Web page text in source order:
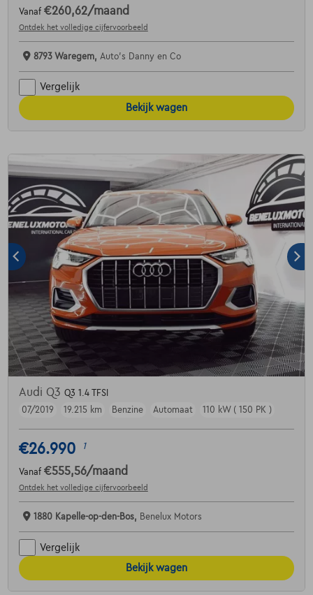
Vanaf €260,62/maand
Ontdek het volledige cijfervoorbeeld
8793 Waregem, Auto's Danny en Co
Vergelijk
Bekijk wagen
Audi Q3 Q3 1.4 TFSI
07/2019
19.215 km Benzine Automaat 110 kW ( 150 PK )
€26.990 1
Vanaf €555,56/maand
Ontdek het volledige cijfervoorbeeld
1880 Kapelle-op-den-Bos, Benelux Motors
Vergelijk
Bekijk wagen